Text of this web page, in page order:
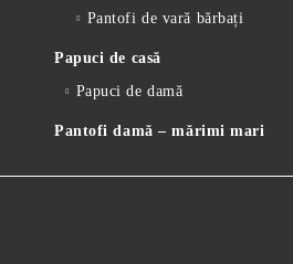
Pantofi de vară bărbați
Papuci de casă
Papuci de damă
Pantofi damă – mărimi mari